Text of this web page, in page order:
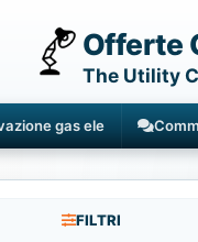
Offerte
The Utility
gas ele
FILTRI